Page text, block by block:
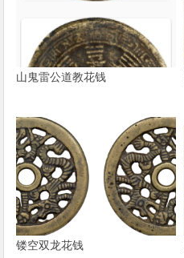
山鬼雷公道教花钱
镂空双龙花钱